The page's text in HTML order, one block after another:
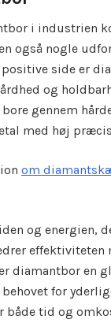
i industrien
også nogle
positive side er
og
gennem
med høj
om
og energien,
effektiviteten
diamantbor en
for
både tid og